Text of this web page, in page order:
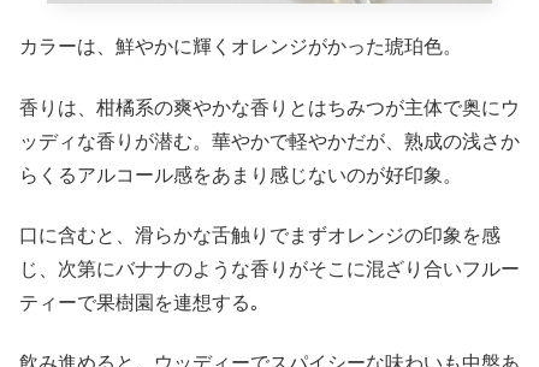
カラーは、鮮やかに輝くオレンジがかった琥珀色。
香りは、柑橘系の爽やかな香りとはちみつが主体で奥にウ
ッディな香りが潜む。華やかで軽やかだが、熟成の浅さか
らくるアルコール感をあまり感じないのが好印象。
口に含むと、滑らかな舌触りでまずオレンジの印象を感
じ、次第にバナナのような香りがそこに混ざり合いフルー
ティーで果樹園を連想する｡